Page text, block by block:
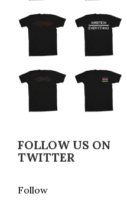
FOLLOW US ON
TWITTER
Follow